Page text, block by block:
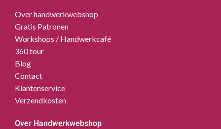
Over handwerkwebshop
Gratis Patronen
Workshops / Handwerkcafé
360 tour
Blog
Contact
Klantenservice
Verzendkosten
Over Handwerkwebshop